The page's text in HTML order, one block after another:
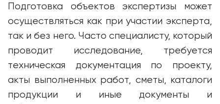
Подготовка объектов экспертизы может
осуществляться как при участии эксперта,
так и без него. Часто специалисту, который
проводит исследование, требуется
техническая документация по проекту,
акты выполненных работ, сметы, каталоги
продукции и иные документы и